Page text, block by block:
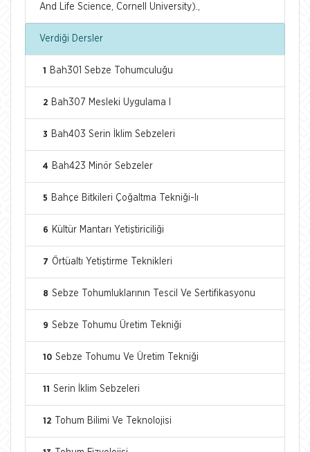
And Life Science, Cornell University).,
Verdiği Dersler
1 Bah301 Sebze Tohumculuğu
2 Bah307 Mesleki Uygulama I
3 Bah403 Serin İklim Sebzeleri
4 Bah423 Minör Sebzeler
5 Bahçe Bitkileri Çoğaltma Tekniği-Iı
6 Kültür Mantarı Yetiştiriciliği
7 Örtüaltı Yetiştirme Teknikleri
8 Sebze Tohumluklarının Tescil Ve Sertifikasyonu
9 Sebze Tohumu Üretim Tekniği
10 Sebze Tohumu Ve Üretim Tekniği
11 Serin İklim Sebzeleri
12 Tohum Bilimi Ve Teknolojisi